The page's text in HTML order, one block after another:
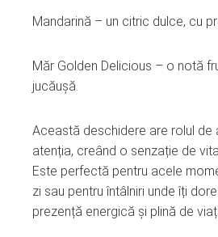
Mandarină – un citric dulce, cu
Măr Golden Delicious – o notă
jucăușă.
Această deschidere are rolul de
atenția, creând o senzație de
Este perfectă pentru acele
zi sau pentru întâlniri unde îți
prezență energică și plină de